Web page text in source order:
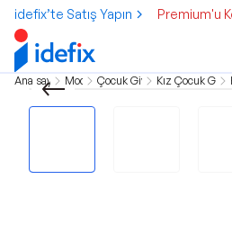
idefix’te Satış Yapın Premium'u
Ana sayfa Moda Çocuk GiyimKız Çocuk